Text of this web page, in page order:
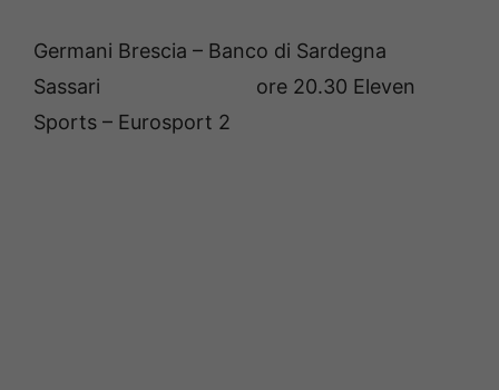
Germani Brescia – Banco di Sardegna
Sassari ore 20.30 Eleven
Sports – Eurosport 2